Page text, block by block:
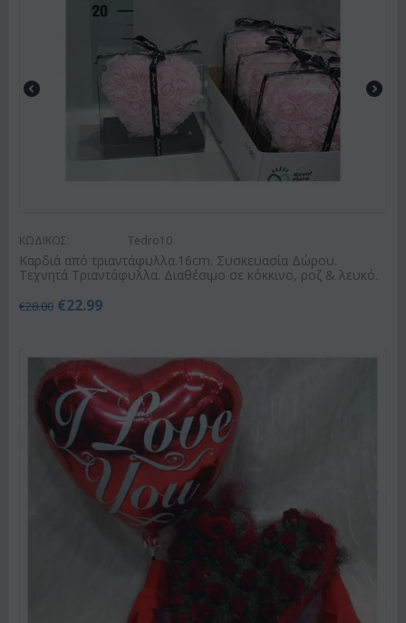
ΚΩΔΙΚΟΣ: Tedro10
Καρδιά από τριαντάφυλλα.16cm. Συσκευασία Δώρου.
Τεχνητά Τριαντάφυλλα. Διαθέσιμο σε κόκκινο, ροζ & λευκό.
€28.00 €22.99